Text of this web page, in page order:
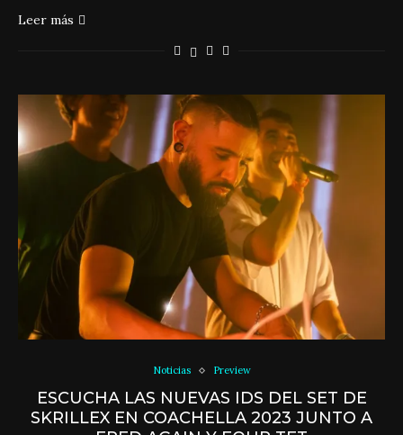
Leer más
Noticias Preview
ESCUCHA LAS NUEVAS IDS DEL SET DE
SKRILLEX EN COACHELLA 2023 JUNTO A